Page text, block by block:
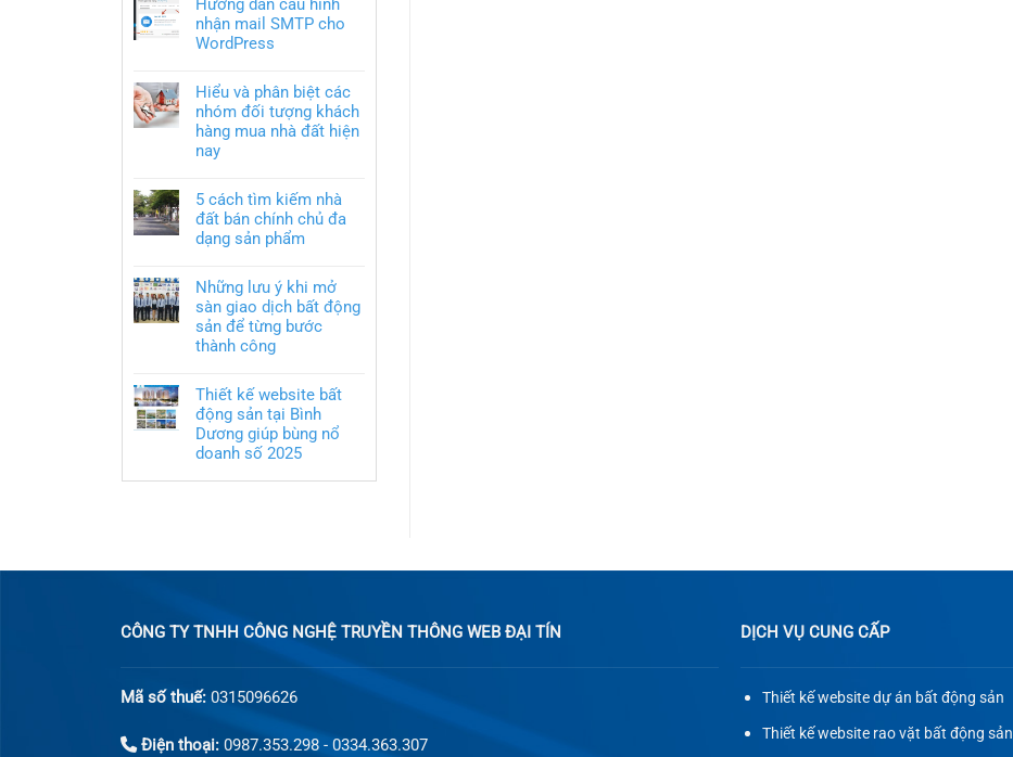
nhận mail SMTP cho
WordPress
Hiểu và phân biệt các
nhóm đối tượng khách
hàng mua nhà đất hiện
nay
5 cách tìm kiếm nhà
đất bán chính chủ đa
dạng sản phẩm
Những lưu ý khi mở
sàn giao dịch bất động
sản để từng bước
thành công
Thiết kế website bất
động sản tại Bình
Dương giúp bùng nổ
doanh số 2025
CÔNG TY TNHH CÔNG NGHỆ TRUYỀN THÔNG WEB ĐẠI TÍN
Mã số thuế:0315096626
Điện thoại:0987.353.298 - 0334.363.307
DỊCH VỤ CUNG CẤP
Thiết kế website dự án bất động sản
Thiết kế website rao vặt bất động sản